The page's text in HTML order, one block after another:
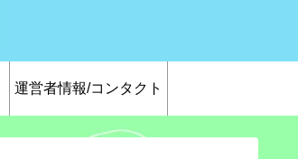
運営者情報/コンタクト